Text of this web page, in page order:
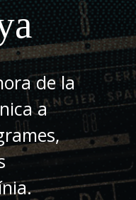
de la
a